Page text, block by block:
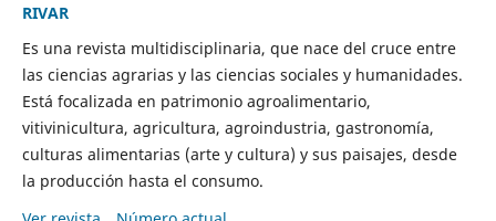
RIVAR
Es una revista multidisciplinaria, que nace del cruce entre
las ciencias agrarias y las ciencias sociales y humanidades.
Está focalizada en patrimonio agroalimentario,
vitivinicultura, agricultura, agroindustria, gastronomía,
culturas alimentarias (arte y cultura) y sus paisajes, desde
la producción hasta el consumo.